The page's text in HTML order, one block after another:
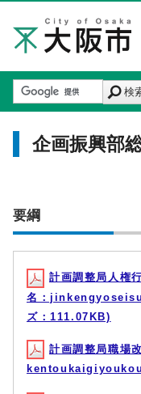
検
企画振興部
要綱
計画調整局人権
名：
ズ：111.07KB)
計画調整局職場